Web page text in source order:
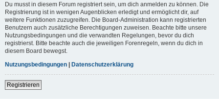
Du musst in diesem Forum registriert sein, um dich anmelden zu können. Die
Registrierung ist in wenigen Augenblicken erledigt und ermöglicht dir, auf
weitere Funktionen zuzugreifen. Die Board-Administration kann registrierten
Benutzern auch zusätzliche Berechtigungen zuweisen. Beachte bitte unsere
Nutzungsbedingungen und die verwandten Regelungen, bevor du dich
registrierst. Bitte beachte auch die jeweiligen Forenregeln, wenn du dich in
diesem Board bewegst.
Nutzungsbedingungen | Datenschutzerklärung
Registrieren